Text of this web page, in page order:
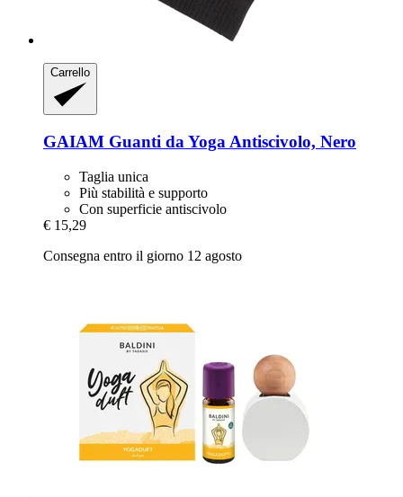
Carrello
GAIAM Guanti da Yoga Antiscivolo, Nero
Taglia unica
Più stabilità e supporto
Con superficie antiscivolo
€ 15,29
Consegna entro il giorno 12 agosto